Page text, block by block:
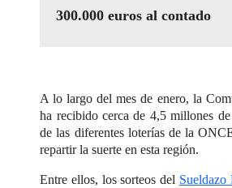
300.000 euros al contado
A lo largo del mes de enero, la
ha recibido cerca de 4,5 millones
de las diferentes loterías de la
repartir la suerte en esta región.
Entre ellos, los sorteos del Sueldazo